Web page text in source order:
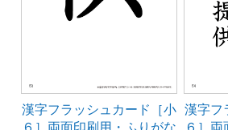
漢字フラッシュカード［小
６］両面印刷用・ふりがな
漢字フ
６］